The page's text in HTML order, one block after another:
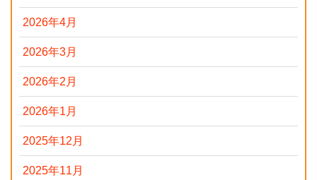
2026年4月
2026年3月
2026年2月
2026年1月
2025年12月
2025年11月